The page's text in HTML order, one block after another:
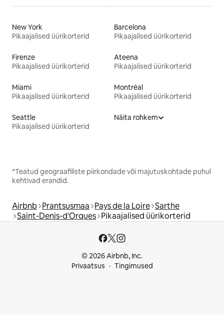
New York
Pikaajalised üürikorterid
Barcelona
Pikaajalised üürikorterid
Firenze
Pikaajalised üürikorterid
Ateena
Pikaajalised üürikorterid
Miami
Pikaajalised üürikorterid
Montréal
Pikaajalised üürikorterid
Seattle
Pikaajalised üürikorterid
Näita rohkem
*Teatud geograafiliste piirkondade või majutuskohtade puhul
kehtivad erandid.
Airbnb Prantsusmaa Pays de la Loire Sarthe
Saint-Denis-d'Orques Pikaajalised üürikorterid
© 2026 Airbnb, Inc.
Privaatsus
Tingimused